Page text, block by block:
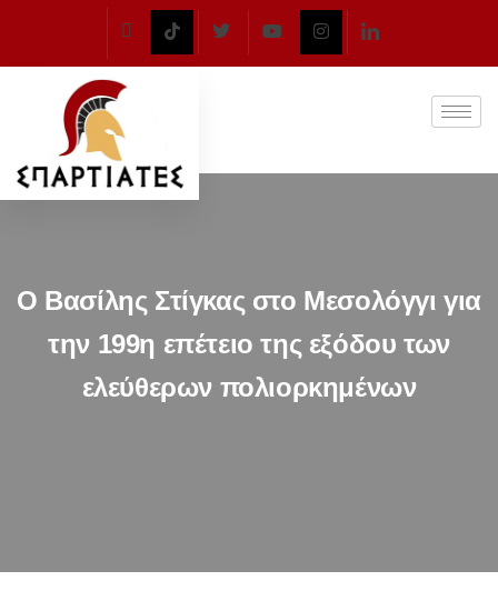
Ο Βασίλης Στίγκας στο Μεσολόγγι για
την 199η επέτειο της εξόδου των
ελεύθερων πολιορκημένων